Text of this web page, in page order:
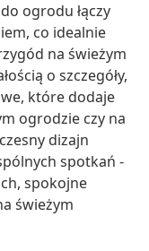
ogrodu łączy
co idealnie
na świeżym
o szczegóły,
które dodaje
ogrodzie czy na
dizajn
spotkań -
spokojne
świeżym